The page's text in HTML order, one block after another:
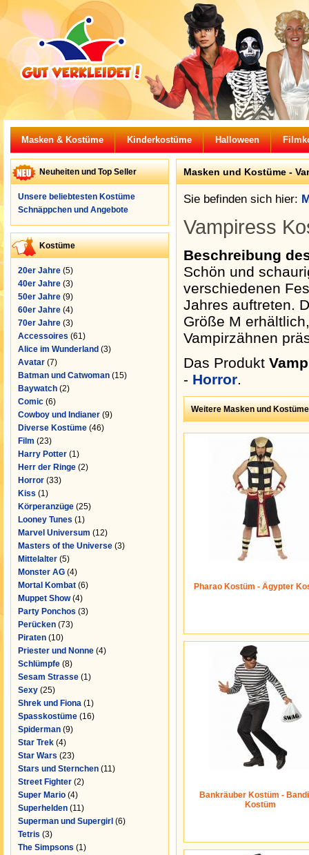
Masken & Kostüme Kinderkostüme Halloween
Neuheiten und Top Seller
Unsere beliebtesten Kostüme
Schnäppchen und Angebote
Kostüme
20er Jahre (5)
40er Jahre (3)
50er Jahre (9)
60er Jahre (4)
70er Jahre (3)
Accessoires (61)
Alice im Wunderland (3)
Avatar (7)
Batman und Catwoman (15)
Baywatch (2)
Comic (6)
Cowboy und Indianer (9)
Diverse Kostüme (46)
Film (23)
Harry Potter (1)
Herr der Ringe (2)
Horror (33)
Kiss (1)
Körperanzüge (25)
Looney Tunes (1)
Marvel Universum (12)
Masters of the Universe (3)
Mittelalter (5)
Monster AG (4)
Mortal Kombat (6)
Muppet Show(4)
Party Ponchos (3)
Perücken (73)
Piraten (10)
Priester und Nonne (4)
Schlümpfe (8)
Sesam Strasse (1)
Sexy (25)
Shrek und Fiona (1)
Spasskostüme (16)
Spiderman (9)
Star Trek (4)
Star Wars (23)
Stars und Sternchen (11)
Street Fighter (2)
Super Mario (4)
Superhelden (11)
Superman und Supergirl (6)
Tetris (3)
The Simpsons (1)
Masken und Kostüme -
Sie befinden sich hier:
Vampiress
Beschreibung
Schön und
verschiedenen
Jahres auftreten.
Größe M
Vampirzähnen
Das Produkt
- Horror.
Weitere Masken und
Pharao Kostüm - Ägypter
Bankräuber Kostüm -
Kostüm